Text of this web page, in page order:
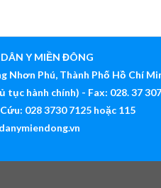
Y MIỀN ĐÔNG
Nhơn Phú, Thành Phố Hồ Chí
hành chính) - Fax: 028. 37
028 3730 7125 hoặc 115